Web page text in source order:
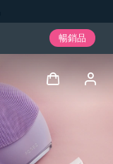
暢銷品